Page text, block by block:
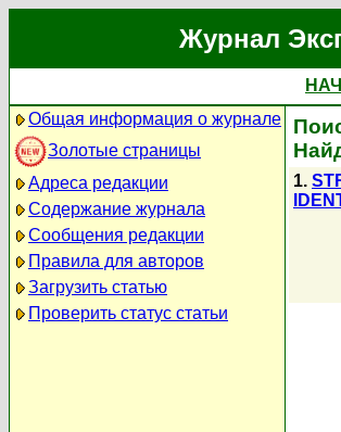
Журнал
Общая информация о журнале
Золотые страницы
Адреса редакции
Содержание журнала
Сообщения редакции
Правила для авторов
Загрузить статью
Проверить статус статьи
1.